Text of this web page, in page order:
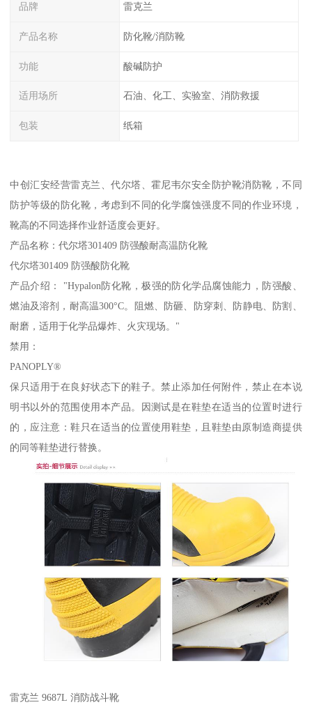
品牌 雷克兰
产品名称 防化靴/消防靴
功能 酸碱防护
适用场所 石油、化工、实验室、消防救援
包装 纸箱
中创汇安经营雷克兰、代尔塔、霍尼韦尔安全防护靴消防靴，不同
防护等级的防化靴，考虑到不同的化学腐蚀强度不同的作业环境，
靴高的不同选择作业舒适度会更好。
产品名称：代尔塔301409 防强酸耐高温防化靴
代尔塔301409 防强酸防化靴
产品介绍： "Hypalon防化靴，极强的防化学品腐蚀能力，防强酸、
燃油及溶剂，耐高温300°C。阻燃、防砸、防穿刺、防静电、防割、
耐磨，适用于化学品爆炸、火灾现场。"
禁用：
PANOPLY®
保只适用于在良好状态下的鞋子。禁止添加任何附件，禁止在本说
明书以外的范围使用本产品。因测试是在鞋垫在适当的位置时进行
的，应注意：鞋只在适当的位置使用鞋垫，且鞋垫由原制造商提供
的同等鞋垫进行替换。
雷克兰 9687L 消防战斗靴